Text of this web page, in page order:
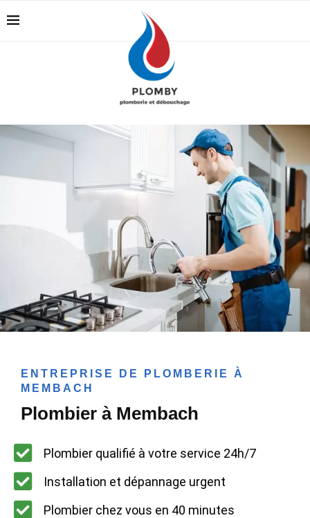
ENTREPRISE DE PLOMBERIE À
MEMBACH
Plombier à Membach
Plombier qualifié à votre service 24h/7
Installation et dépannage urgent
Plombier chez vous en 40 minutes